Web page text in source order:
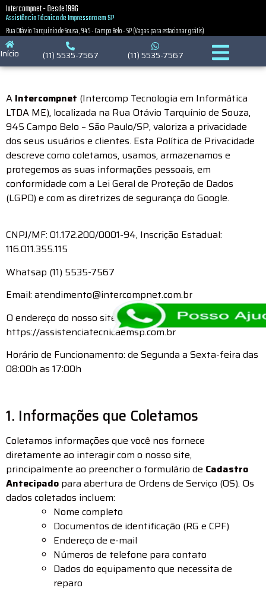
Intercompnet - Desde 1996
Assistência Técnica de Impressora em SP
Rua Otávio Tarquínio de Sousa, 945 - Campo Belo - SP (Vagas para estacionar grátis)
Início (11) 5535-7567 (11) 5535-7567
Política de privacidade
Política de Privacidade
A Intercompnet (Intercomp Tecnologia em Informática
LTDA ME), localizada na Rua Otávio Tarquínio de Souza,
945 Campo Belo – São Paulo/SP, valoriza a privacidade
dos seus usuários e clientes. Esta Política de Privacidade
descreve como coletamos, usamos, armazenamos e
protegemos as suas informações pessoais, em
conformidade com a Lei Geral de Proteção de Dados
(LGPD) e com as diretrizes de segurança do Google.
CNPJ/MF: 01.172.200/0001-94, Inscrição Estadual:
116.011.355.115
Whatsap (11) 5535-7567
Email: atendimento@intercompnet.com.br
O endereço do nosso site é:
https://assistenciatecnicaemsp.com.br
Horário de Funcionamento: de Segunda a Sexta-feira das
08:00h as 17:00h
1. Informações que Coletamos
Coletamos informações que você nos fornece
diretamente ao interagir com o nosso site,
principalmente ao preencher o formulário de Cadastro
Antecipado para abertura de Ordens de Serviço (OS). Os
dados coletados incluem:
Nome completo
Documentos de identificação (RG e CPF)
Endereço de e-mail
Números de telefone para contato
Dados do equipamento que necessita de
reparo